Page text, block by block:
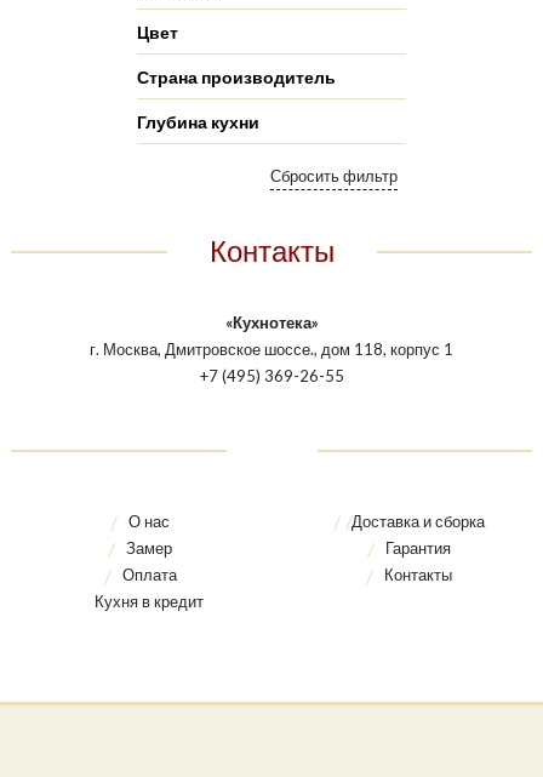
Цвет
Страна производитель
Глубина кухни
Контакты
«Кухнотека»
г. Москва, Дмитровское шоссе., дом 118, корпус 1
+7 (495) 369-26-55
О нас
Замер
Оплата
Кухня в кредит
Доставка и сборка
Гарантия
Контакты